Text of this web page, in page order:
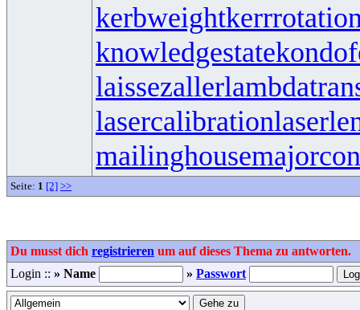
kerbweight
knowledgestate
laissezaller
lasercalibration
mailinghouse
Seite: 1 [2] >>
Du musst dich registrieren um auf dieses Thema zu antworten.
Login :: » Name » Passwort